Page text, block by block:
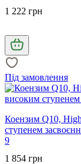
1 222 грн
Під замовлення
Коензим Q10,
ступенем
9
1 854 грн